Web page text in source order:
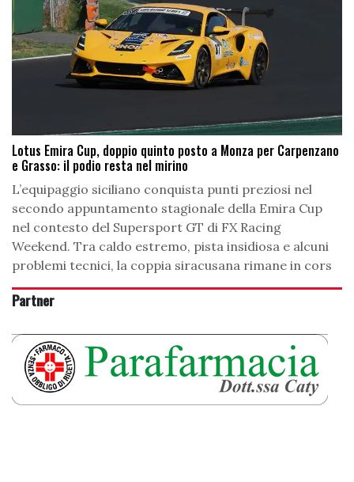
Lotus Emira Cup, doppio quinto posto a Monza per Carpenzano
e Grasso: il podio resta nel mirino
L’equipaggio siciliano conquista punti preziosi nel
secondo appuntamento stagionale della Emira Cup
nel contesto del Supersport GT di FX Racing
Weekend. Tra caldo estremo, pista insidiosa e alcuni
problemi tecnici, la coppia siracusana rimane in cors
Partner